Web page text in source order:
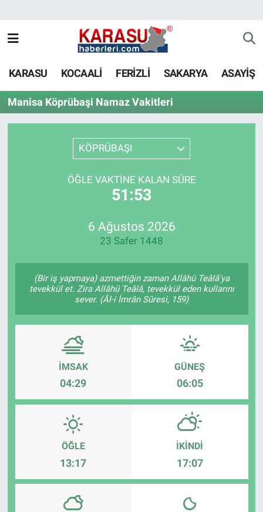
KARASU KOCAALİ FERİZLİ SAKARYA ASAYİŞ
Manisa Köprübaşi Namaz Vakitleri
KÖPRÜBAŞI
ÖĞLE VAKTINE KALAN SÜRE
51:53
6 Ağustos 2026
23 Safer 1448
(Bir iş yapmaya) azmettiğin zaman Allâhü Teâlâ'ya
tevekkül et. Zira Allâhü Teâlâ, tevekkül eden kullarını
sever. (Âl-i İmrân Sûresi, 159)
İMSAK
04:29
GÜNEŞ
06:05
ÖĞLE
13:17
İKINDI
17:07